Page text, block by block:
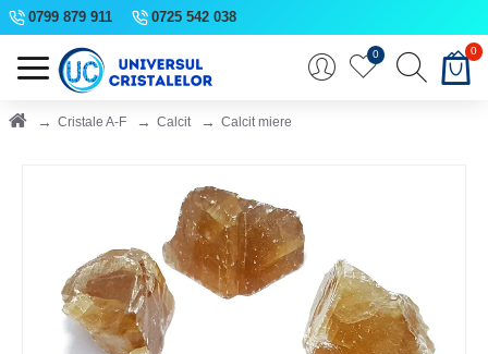
0799 879 911 0725 542 038
0 0
Cristale A-F Calcit Calcit miere